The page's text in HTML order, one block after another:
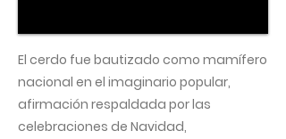
El cerdo fue bautizado como mamífero
nacional en el imaginario popular,
afirmación respaldada por las
celebraciones de Navidad,